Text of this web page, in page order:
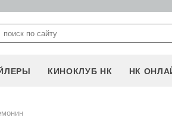
КИНОКЛУБ НК НК